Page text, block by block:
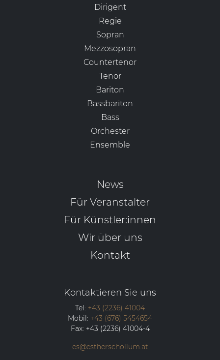
Dirigent
Regie
Sopran
Mezzosopran
Countertenor
Tenor
Bariton
Bassbariton
Bass
Orchester
Ensemble
News
Für Veranstalter
Für Künstler:innen
Wir über uns
Kontakt
Kontaktieren Sie uns
Tel: +43 (2236) 41004
Mobil: +43 (676) 5454654
Fax: +43 (2236) 41004-4
es@estherschollum.at